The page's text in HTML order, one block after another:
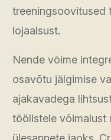
treeningsoovitused
lojaalsust.
Nende võime
osavõtu jälgimise
ajakavadega
töölistele võimalust